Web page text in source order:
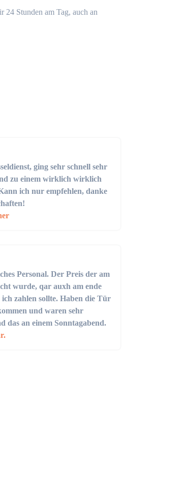
24 Stunden am Tag, auch an
ging sehr schnell sehr
zu einem wirklich wirklich
ich nur empfehlen, danke
Personal. Der Preis der am
wurde, qar auxh am ende
zahlen sollte. Haben die Tür
und waren sehr
das an einem Sonntagabend.